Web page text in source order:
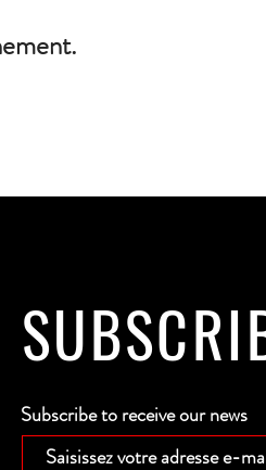
Subscribe to receive our news